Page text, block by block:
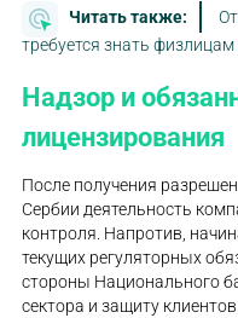
Читать также:
требуется знать
Надзор и
лицензирования
После получения
Сербии деятельность
контроля. Напротив,
текущих регуляторных
стороны Национального
сектора и защиту клиентов.